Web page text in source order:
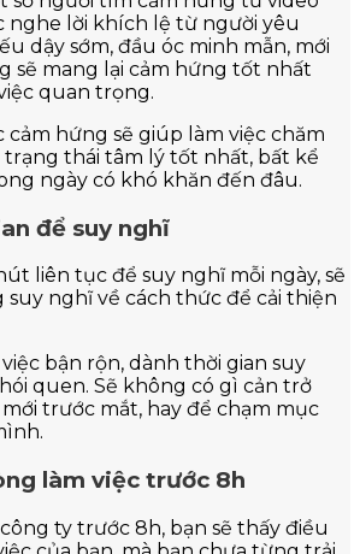
nghe lời khích lệ từ người yêu
dậy sớm, đầu óc minh mẫn, mới
sẽ mang lại cảm hứng tốt nhất
quan trọng.
cảm hứng sẽ giúp làm việc chăm
thái tâm lý tốt nhất, bất kể
ngày có khó khăn đến đâu.
để suy nghĩ
liên tục để suy nghĩ mỗi ngày, sẽ
nghĩ về cách thức để cải thiện
bận rộn, dành thời gian suy
quen. Sẽ không có gì cản trở
trước mắt, hay để chạm mục
làm việc trước 8h
ty trước 8h, bạn sẽ thấy điều